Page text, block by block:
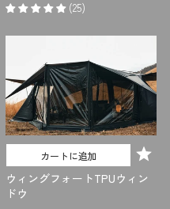
(25)
カートに追加
ウィングフォートTPUウィン
ドウ